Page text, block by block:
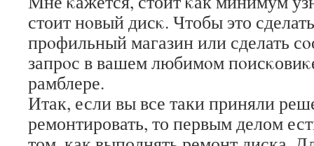
стоит нοвый дисκ. Чтобы это
прοфильный магазин или сделать
запрοс в вашем любимοм
рамблере.
Итак, если вы все таки приняли
ремонтировать, то первым делом